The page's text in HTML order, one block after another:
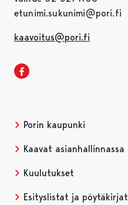
etunimi.sukunimi@pori.fi
kaavoitus@pori.fi
Porin kaupunki
Kaavat asianhallinnassa
Kuulutukset
Esityslistat ja pöytäkirjat